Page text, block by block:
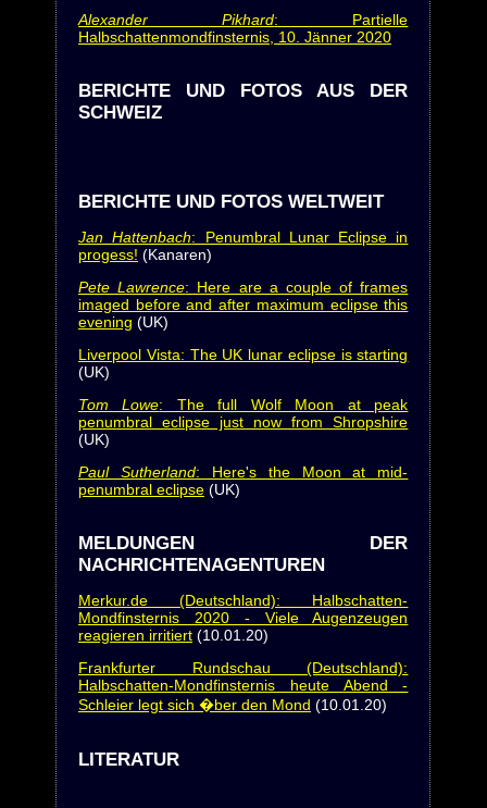
Alexander Pikhard: Partielle
Halbschattenmondfinsternis, 10. Jänner 2020
BERICHTE UND FOTOS AUS DER
SCHWEIZ
BERICHTE UND FOTOS WELTWEIT
Jan Hattenbach: Penumbral Lunar Eclipse in
progess! (Kanaren)
Pete Lawrence: Here are a couple of frames
imaged before and after maximum eclipse this
evening (UK)
Liverpool Vista: The UK lunar eclipse is starting
(UK)
Tom Lowe: The full Wolf Moon at peak
penumbral eclipse just now from Shropshire
(UK)
Paul Sutherland: Here's the Moon at mid-
penumbral eclipse(UK)
MELDUNGEN DER
NACHRICHTENAGENTUREN
Merkur.de (Deutschland): Halbschatten-
Mondfinsternis 2020 - Viele Augenzeugen
reagieren irritiert(10.01.20)
Frankfurter Rundschau (Deutschland):
Halbschatten-Mondfinsternis heute Abend -
Schleier legt sich �ber den Mond (10.01.20)
LITERATUR